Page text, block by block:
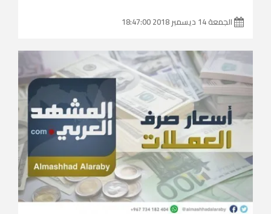
الجمعة 14 ديسمبر 2018 18:47:00